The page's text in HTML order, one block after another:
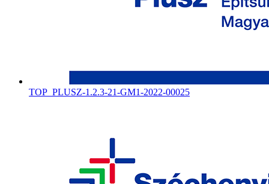
TOP_PLUSZ-1.2.3-21-GM1-2022-00025